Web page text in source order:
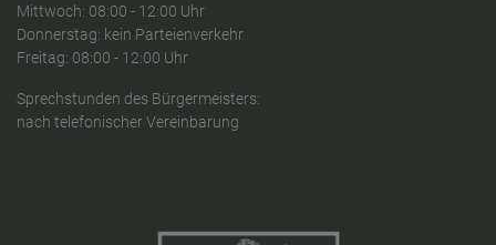
Mittwoch: 08:00 - 12:00 Uhr
Donnerstag: kein Parteienverkehr
Freitag: 08:00 - 12:00 Uhr
Sprechstunden des Bürgermeisters:
nach telefonischer Vereinbarung